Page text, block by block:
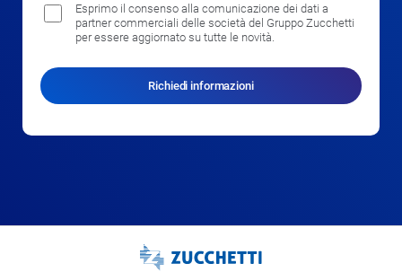
Esprimo il consenso alla comunicazione dei dati a
partner commerciali delle società del Gruppo Zucchetti
per essere aggiornato su tutte le novità.
Richiedi informazioni